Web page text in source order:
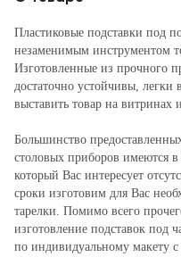
Пластиковые подставки под
незаменимым инструментом
Изготовленные из прочного
достаточно устойчивы,
выставить товар на витринах
Большинство
столовых приборов имеются
который Вас интересует
сроки изготовим для Вас
тарелки. Помимо всего
изготовление подставок под
по индивидуальному макету